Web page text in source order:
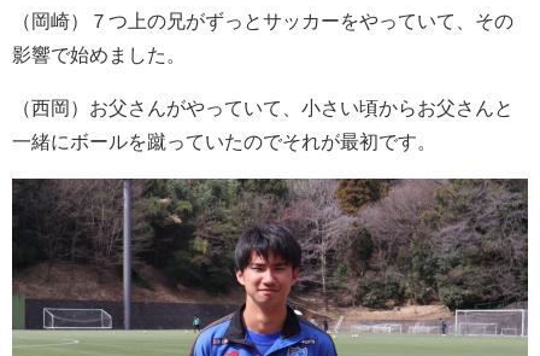
（岡崎）７つ上の兄がずっとサッカーをやっていて、その
影響で始めました。
（西岡）お父さんがやっていて、小さい頃からお父さんと
一緒にボールを蹴っていたのでそれが最初です。